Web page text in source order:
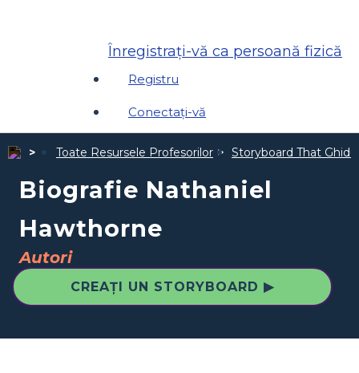
Înregistrați-vă ca persoană fizică
Registru
Conectați-vă
Toate Resursele Profesorilor Storyboard That
Biografie Nathaniel
Hawthorne
Autori
CREAȚI UN STORYBOARD ▶